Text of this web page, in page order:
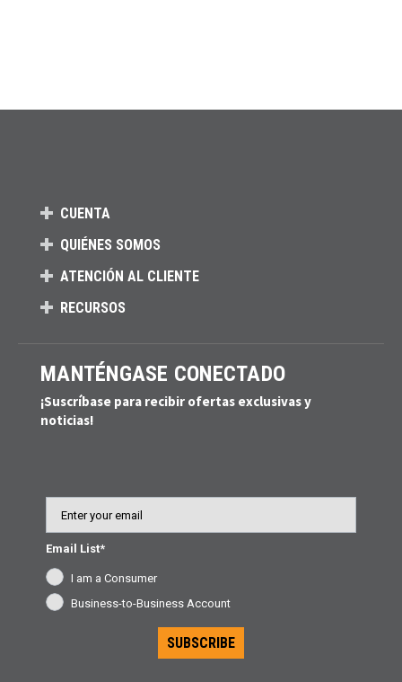
CUENTA
QUIÉNES SOMOS
ATENCIÓN AL CLIENTE
RECURSOS
MANTÉNGASE CONECTADO
¡Suscríbase para recibir ofertas exclusivas y
noticias!
Email List*
I am a Consumer
Business-to-Business Account
SUBSCRIBE